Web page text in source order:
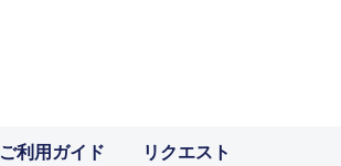
ご利用ガイド リクエスト